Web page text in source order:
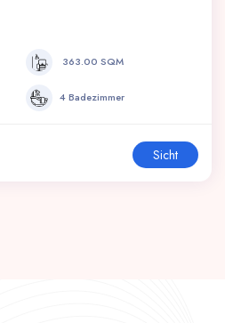
363.00 SQM
4 Badezimmer
Sicht